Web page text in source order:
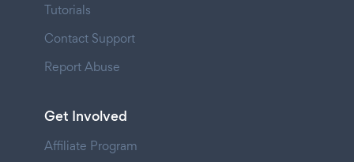
Tutorials
Contact Support
Report Abuse
Get Involved
Affiliate Program